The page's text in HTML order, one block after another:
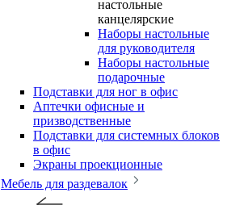
настольные
канцелярские
Наборы настольные
для руководителя
Наборы настольные
подарочные
Подставки для ног в офис
Аптечки офисные и
призводственные
Подставки для системных блоков
в офис
Экраны проекционные
Мебель для раздевалок